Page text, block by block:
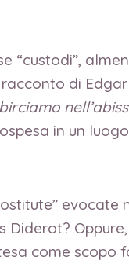
racconto di
in un
evocate
Diderot?
come